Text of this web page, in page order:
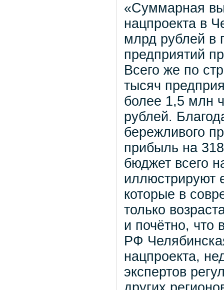
«Суммарная
нацпроекта в
млрд рублей в
предприятий
Всего же по
тысяч
более 1,5 млн
рублей.
бережливого
прибыль на
бюджет всего
иллюстрируют
которые в
только
и почётно, что
РФ
нацпроекта,
экспертов